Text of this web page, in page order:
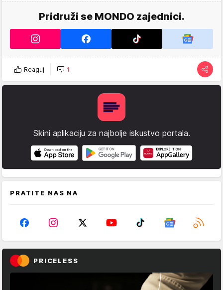
Pridruži se MONDO zajednici.
Reaguj 1
Skini aplikaciju za najbolje iskustvo portala.
PRATITE NAS NA
PRICELESS